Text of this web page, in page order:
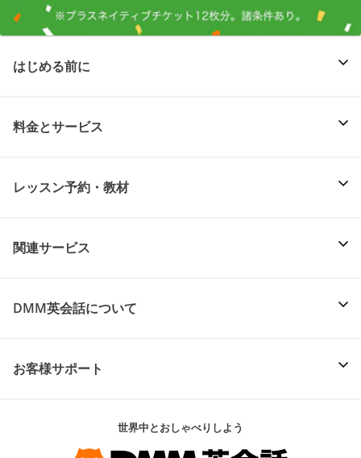
はじめる前に
料金とサービス
レッスン予約・教材
関連サービス
DMM英会話について
お客様サポート
世界中とおしゃべりしよう